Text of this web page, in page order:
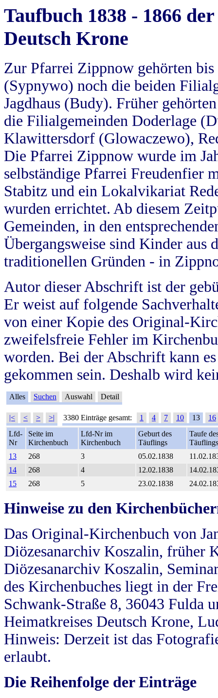
Taufbuch 1838 - 1866
Deutsch Krone
Zur Pfarrei Zippnow gehörten
(Sypnywo) noch die beiden
Jagdhaus (Budy). Früher
die Filialgemeinden Doderlage
Klawittersdorf (Glowaczewo),
Die Pfarrei Zippnow wurde im
selbständige Pfarrei Freudenfier
Stabitz und ein Lokalvikariat
wurden errichtet. Ab diesem
Gemeinden, in den
Übergangsweise sind Kinder aus
traditionellen Gründen - in
Autor dieser Abschrift ist der
Er weist auf folgende
von einer Kopie des Original-
zweifelsfreie Fehler im
worden. Bei der Abschrift kann
gekommen sein. Deshalb wird
Alles Suchen Auswahl Detail
|< < > >| 3380 Einträge gesamt: 1 4 7 10 13
16
Lfd-
Nr
Seite im
Kirchenbuch
Lfd-Nr im
Kirchenbuch
Geburt des
Täuflings
Taufe
Täuflings
13
268 3 05.02.1838
14
268 4 12.02.1838
15
268 5 23.02.1838
Hinweise zu den
Das Original-Kirchenbuch von
Diözesanarchiv Koszalin, früher
Diözesanarchiv Koszalin,
des Kirchenbuches liegt in der
Schwank-Straße 8, 36043 Fulda
Heimatkreises Deutsch Krone,
Hinweis: Derzeit ist das
erlaubt.
Die Reihenfolge der Einträge